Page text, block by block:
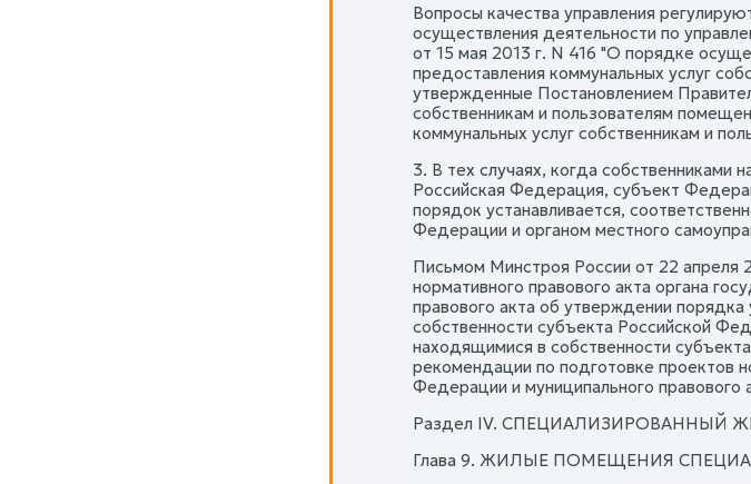
Вопросы качества управления
осуществления деятельности по
от 15 мая 2013 г. N 416 "О порядке
предоставления коммунальных услуг
утвержденные Постановлением
собственникам и пользователям
коммунальных услуг собственникам и
3. В тех случаях, когда собственниками
Российская Федерация, субъект
порядок устанавливается,
Федерации и органом местного
Письмом Минстроя России от 22 апреля
нормативного правового акта органа
правового акта об утверждении
собственности субъекта Российской
находящимися в собственности
рекомендации по подготовке проектов
Федерации и муниципального
Раздел IV.
Глава 9. ЖИЛЫЕ ПОМЕЩЕНИЯ